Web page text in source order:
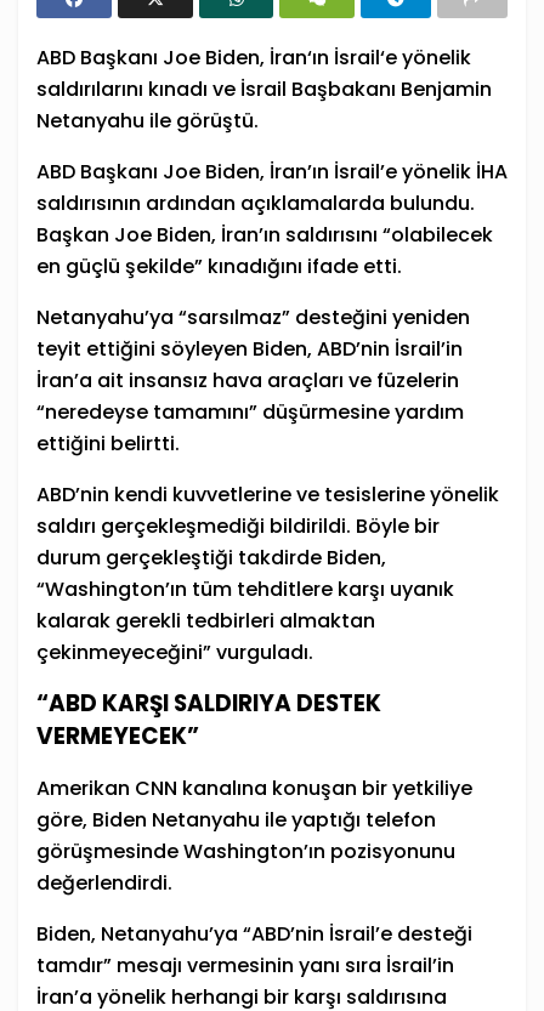
ABD Başkanı Joe Biden, İran‘ın İsrail‘e yönelik
saldırılarını kınadı ve İsrail Başbakanı Benjamin
Netanyahu ile görüştü.
ABD Başkanı Joe Biden, İran’ın İsrail’e yönelik İHA
saldırısının ardından açıklamalarda bulundu.
Başkan Joe Biden, İran’ın saldırısını “olabilecek
en güçlü şekilde” kınadığını ifade etti.
Netanyahu’ya “sarsılmaz” desteğini yeniden
teyit ettiğini söyleyen Biden, ABD’nin İsrail’in
İran’a ait insansız hava araçları ve füzelerin
“neredeyse tamamını” düşürmesine yardım
ettiğini belirtti.
ABD’nin kendi kuvvetlerine ve tesislerine yönelik
saldırı gerçekleşmediği bildirildi. Böyle bir
durum gerçekleştiği takdirde Biden,
“Washington’ın tüm tehditlere karşı uyanık
kalarak gerekli tedbirleri almaktan
çekinmeyeceğini” vurguladı.
“ABD KARŞI SALDIRIYA DESTEK
VERMEYECEK”
Amerikan CNN kanalına konuşan bir yetkiliye
göre, Biden Netanyahu ile yaptığı telefon
görüşmesinde Washington’ın pozisyonunu
değerlendirdi.
Biden, Netanyahu’ya “ABD’nin İsrail’e desteği
tamdır” mesajı vermesinin yanı sıra İsrail’in
İran’a yönelik herhangi bir karşı saldırısına